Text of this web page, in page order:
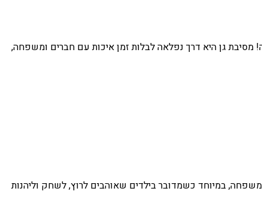
מסיבת גן היא דרך נפלאה לבלות זמן איכות עם חברים ומשפחה,
במיוחד כשמדובר בילדים שאוהבים לרוץ, לשחק וליהנות